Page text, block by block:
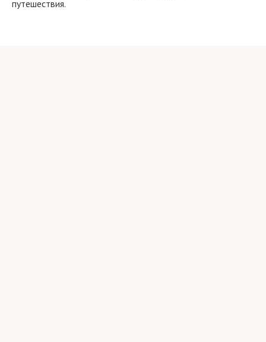
путешествия.